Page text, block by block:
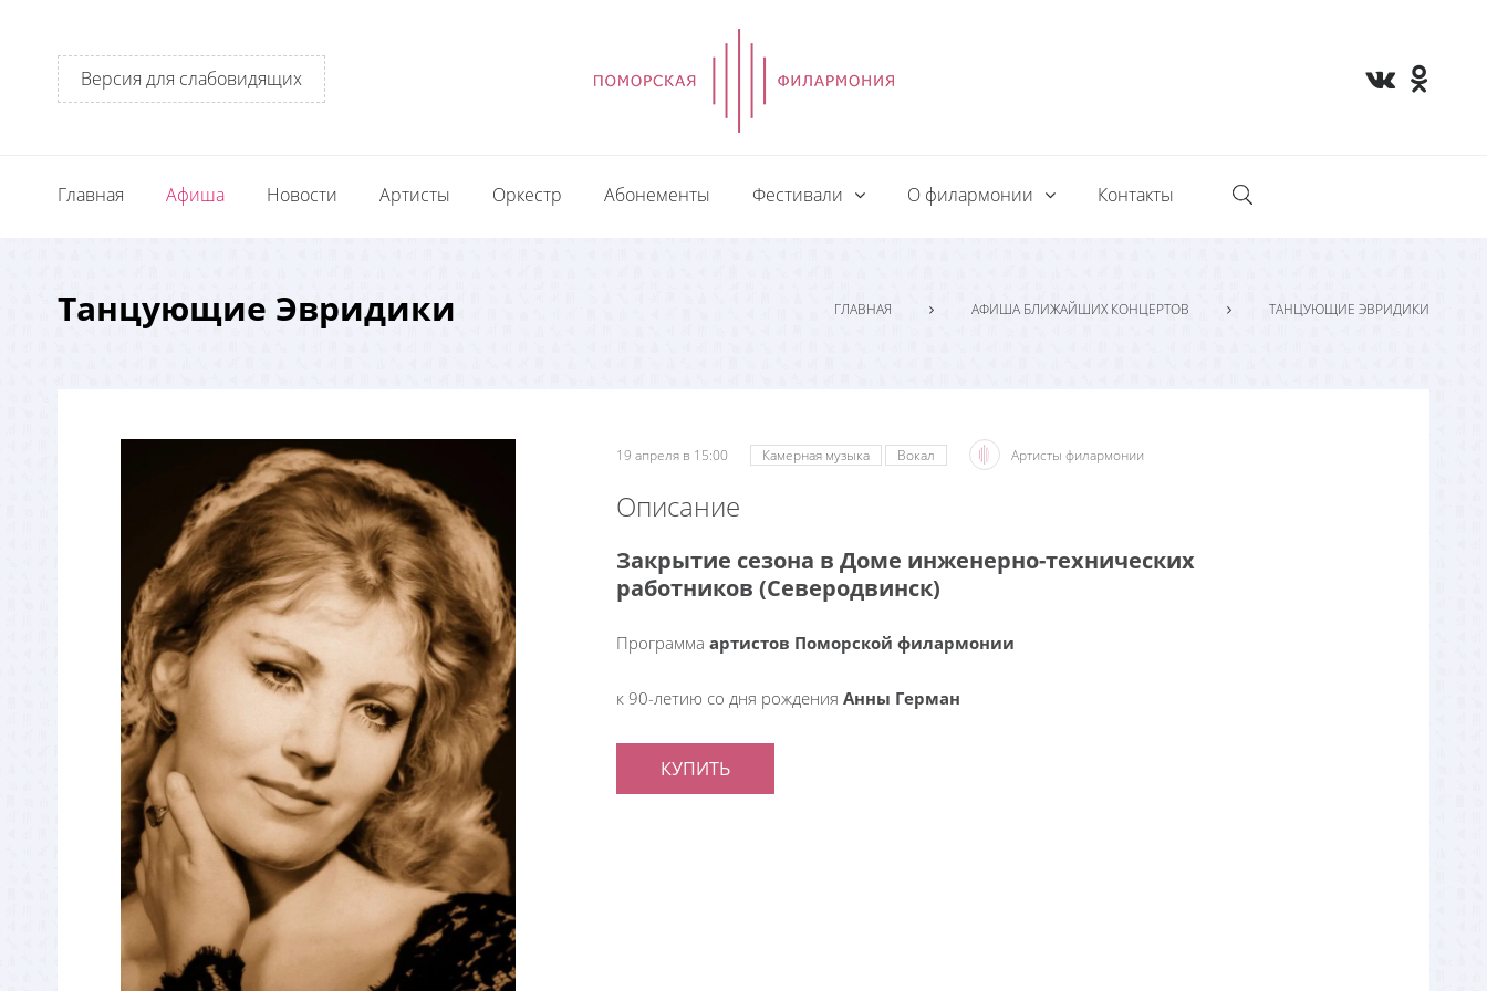
Версия для слабовидящих
Главная Афиша Новости Артисты Оркестр Абонементы Фестивали О филармонии Контакты
Танцующие Эвридики ГЛАВНАЯ АФИША БЛИЖАЙШИХ КОНЦЕРТОВ ТАНЦУЮЩИЕ ЭВРИДИКИ
19 апреля в 15:00 Камерная музыка Вокал Артисты филармонии
Описание
Закрытие сезона в Доме инженерно-технических
работников (Северодвинск)
Программа артистов Поморской филармонии
к 90-летию со дня рождения Анны Герман
КУПИТЬ